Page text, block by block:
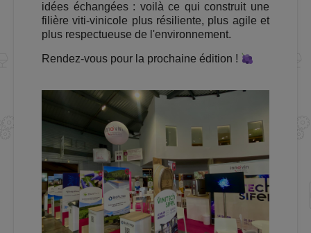
idées échangées : voilà ce qui construit une
filière viti-vinicole plus résiliente, plus agile et
plus respectueuse de l'environnement.
Rendez-vous pour la prochaine édition !